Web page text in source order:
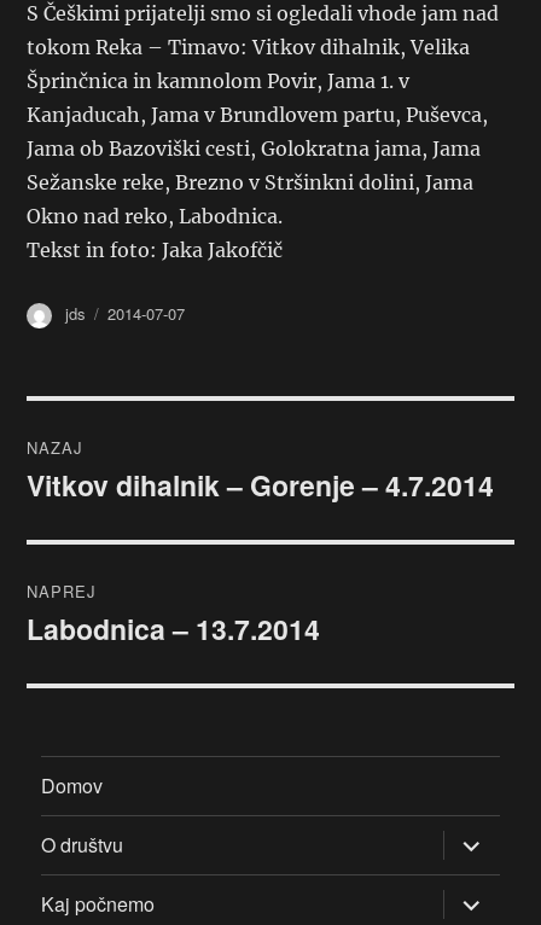
S Češkimi prijatelji smo si ogledali vhode jam nad
tokom Reka – Timavo: Vitkov dihalnik, Velika
Šprinčnica in kamnolom Povir, Jama 1. v
Kanjaducah, Jama v Brundlovem partu, Puševca,
Jama ob Bazoviški cesti, Golokratna jama, Jama
Sežanske reke, Brezno v Stršinkni dolini, Jama
Okno nad reko, Labodnica.
Tekst in foto: Jaka Jakofčič
Avtor
jds
Objavljeno
2014-07-07
prispevka
NAZAJ
Prejšnji
Vitkov dihalnik – Gorenje – 4.7.2014
NAPREJ
Naslednji
Labodnica – 13.7.2014
Domov
O društvu razširi
pod-
meni
Kaj počnemo
razširi
pod-